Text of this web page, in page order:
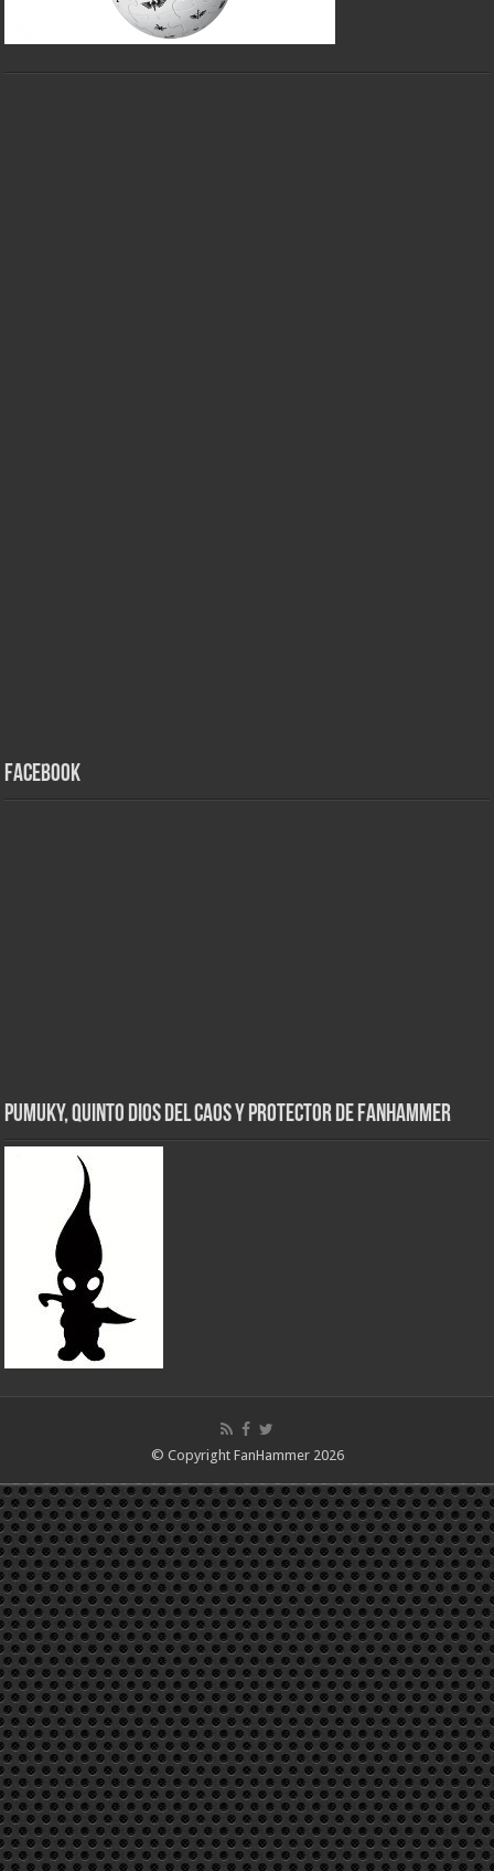
Facebook
Pumuky, Quinto Dios del Caos y Protector de FanHammer
© Copyright FanHammer 2026